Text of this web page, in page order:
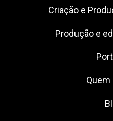
Criação e
Produção e